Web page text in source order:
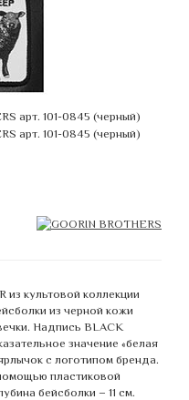
из культовой коллекции
из черной кожи
Надпись BLACK
значение «белая
с логотипом бренда.
пластиковой
бейсболки – 11 см.